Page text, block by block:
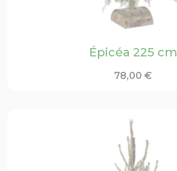
Épicéa 225 cm
78,00 €